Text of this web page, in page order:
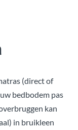
(direct of
bedbodem pas
kan
in bruikleen